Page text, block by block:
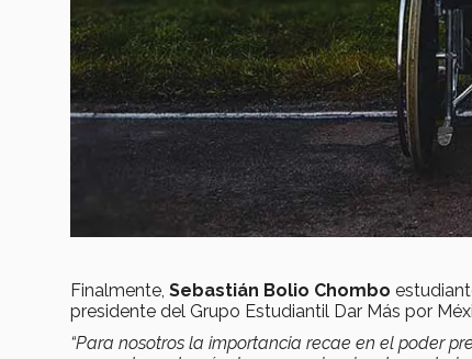
Finalmente, Sebastián Bolio Chombo
presidente del Grupo Estudiantil Dar Más por
“Para nosotros la importancia recae en el poder